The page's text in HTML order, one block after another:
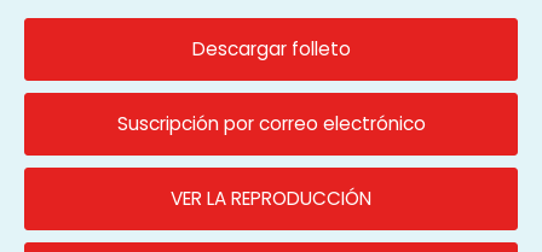
Descargar folleto
Suscripción por correo electrónico
VER LA REPRODUCCIÓN